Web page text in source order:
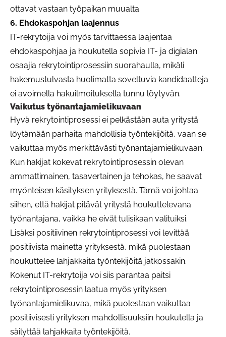
ottavat vastaan työpaikan muualta.
6. Ehdokaspohjan laajennus
IT-rekrytoija voi myös tarvittaessa laajentaa
ehdokaspohjaa ja houkutella sopivia IT- ja digialan
osaajia rekrytointiprosessiin suorahaulla, mikäli
hakemustulvasta huolimatta soveltuvia kandidaatteja
ei avoimella hakuilmoituksella tunnu löytyvän.
Vaikutus työnantajamielikuvaan
Hyvä rekrytointiprosessi ei pelkästään auta yritystä
löytämään parhaita mahdollisia työntekijöitä, vaan se
vaikuttaa myös merkittävästi työnantajamielikuvaan.
Kun hakijat kokevat rekrytointiprosessin olevan
ammattimainen, tasavertainen ja tehokas, he saavat
myönteisen käsityksen yrityksestä. Tämä voi johtaa
siihen, että hakijat pitävät yritystä houkuttelevana
työnantajana, vaikka he eivät tulisikaan valituiksi.
Lisäksi positiivinen rekrytointiprosessi voi levittää
positiivista mainetta yrityksestä, mikä puolestaan
houkuttelee lahjakkaita työntekijöitä jatkossakin.
Kokenut IT-rekrytoija voi siis parantaa paitsi
rekrytointiprosessin laatua myös yrityksen
työnantajamielikuvaa, mikä puolestaan vaikuttaa
positiivisesti yrityksen mahdollisuuksiin houkutella ja
säilyttää lahjakkaita työntekijöitä.